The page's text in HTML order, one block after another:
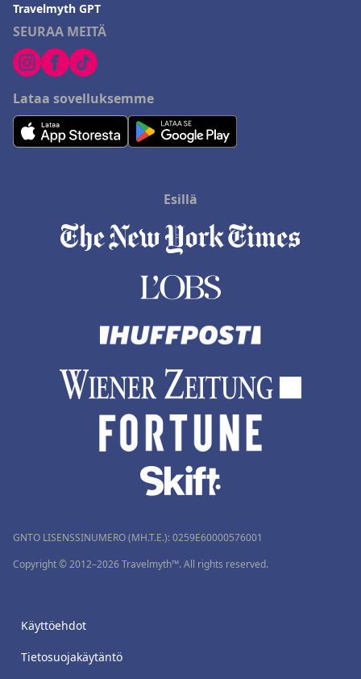
SEURAA MEITÄ
Lataa sovelluksemme
Travelmyth GPT
Esillä
GNTO LISENSSINUMERO (MH.T.E.): 0259Ε60000576001
Copyright © 2012–2026 Travelmyth™. All rights reserved.
Käyttöehdot
Tietosuojakäytäntö